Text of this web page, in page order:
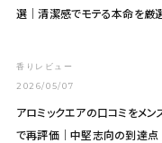
選｜清潔感でモテる本命を厳
香りレビュー
2026/05/07
アロミックエアの口コミをメン
で再評価｜中堅志向の到達点